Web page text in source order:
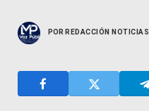
POR REDACCIÓN NOTICIAS